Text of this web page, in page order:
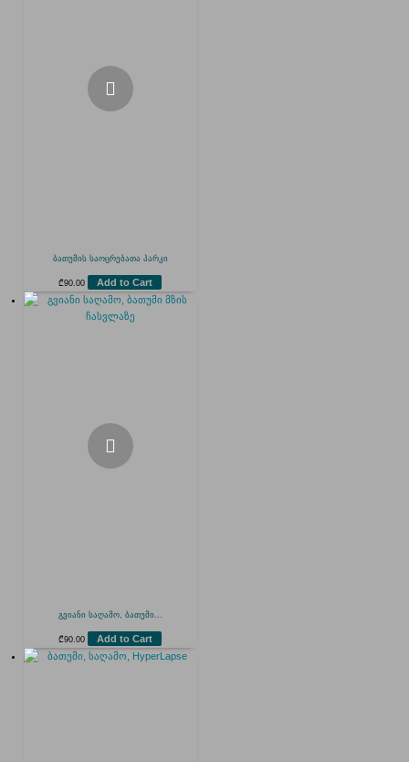
ბათუმის საოცრებათა პარკი
₾90.00 Add to Cart
გვიანი საღამო, ბათუმი...
₾90.00 Add to Cart